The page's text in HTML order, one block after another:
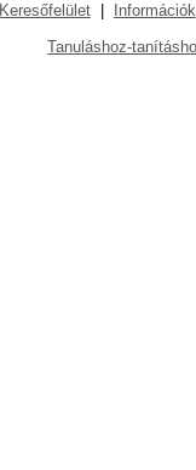
Keresőfelület| Információk
Tanuláshoz-